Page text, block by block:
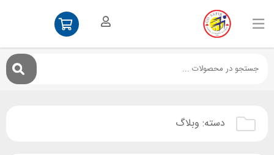
دسته: وبلاگ